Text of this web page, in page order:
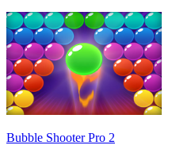
Bubble Shooter Pro 2